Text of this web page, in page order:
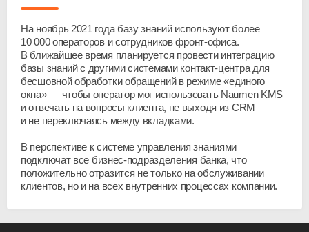
На ноябрь 2021 года базу знаний используют более
10 000 операторов и сотрудниковфронт-офиса.
В ближайшее время планируется провести интеграцию
базы знаний с другими системами контакт-центрадля
бесшовной обработки обращений в режиме «единого
окна» — чтобы оператор мог использовать Naumen KMS
и отвечать на вопросы клиента, не выходя из CRM
и не переключаясь между вкладками.
В перспективе к системе управления знаниями
подключат все бизнес-подразделения банка, что
положительно отразится не только на обслуживании
клиентов, но и на всех внутренних процессах компании.